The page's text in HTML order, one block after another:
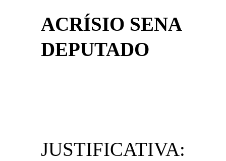
ACRÍSIO SENA
DEPUTADO
JUSTIFICATIVA: